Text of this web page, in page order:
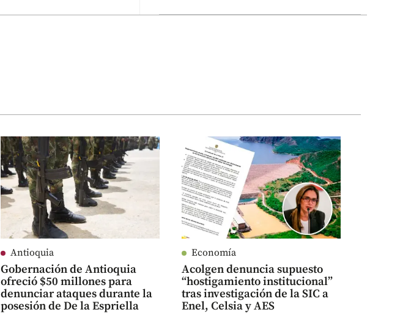
Antioquia
Gobernación de Antioquia
ofreció $50 millones para
denunciar ataques durante la
posesión de De la Espriella
Economía
Acolgen denuncia supuesto
“hostigamiento institucional”
tras investigación de la SIC a
Enel, Celsia y AES